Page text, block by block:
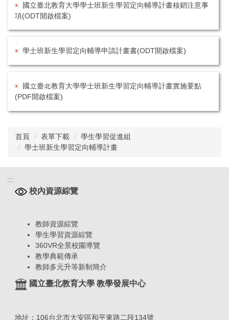
國立臺北教育大學學士班新生學習定向輔導計畫核銷注意事
項(ODT開啟檔案)
學士班新生學習定向輔導申請計畫書(ODT開啟檔案)
國立臺北教育大學學士班新生學習定向輔導計畫實施要點
(PDF開啟檔案)
首頁 表單下載
學生學習促進組
學士班新生學習定向輔導計畫
:::
校內資源綜覽
教師資源綜覽
學生學習資源綜覽
360VR全景校園導覽
教學典範傳承
教師多元升等新制簡介
國立臺北教育大學 教學發展中心
地址：106台北市大安區和平東路二段134號